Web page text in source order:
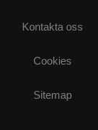
Kontakta oss
Cookies
Sitemap